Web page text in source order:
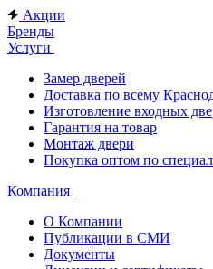
Акции
Бренды
Услуги
Замер дверей
Доставка по всему
Изготовление входных
Гарантия на товар
Монтаж двери
Покупка оптом по
Компания
О Компании
Публикации в СМИ
Документы